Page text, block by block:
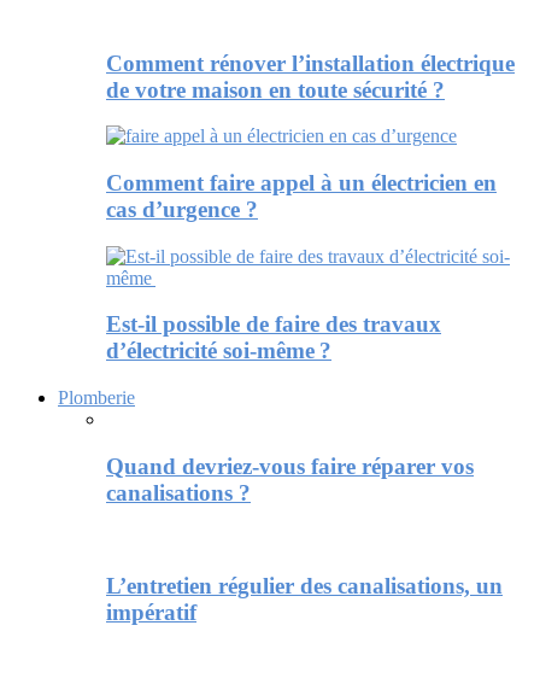
Comment rénover l’installation électrique
de votre maison en toute sécurité ?
Comment faire appel à un électricien en
cas d’urgence ?
Est-il possible de faire des travaux
d’électricité soi-même ?
Plomberie
Quand devriez-vous faire réparer vos
canalisations ?
L’entretien régulier des canalisations, un
impératif